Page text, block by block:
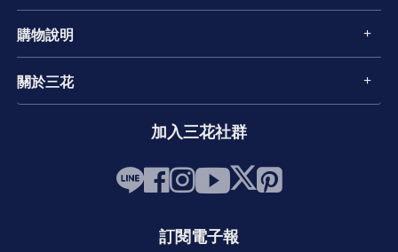
購物說明
關於三花
加入三花社群
訂閱電子報